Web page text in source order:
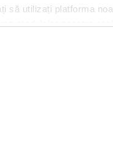
să utilizați platforma
datelor
„Descarcă KFC APP”